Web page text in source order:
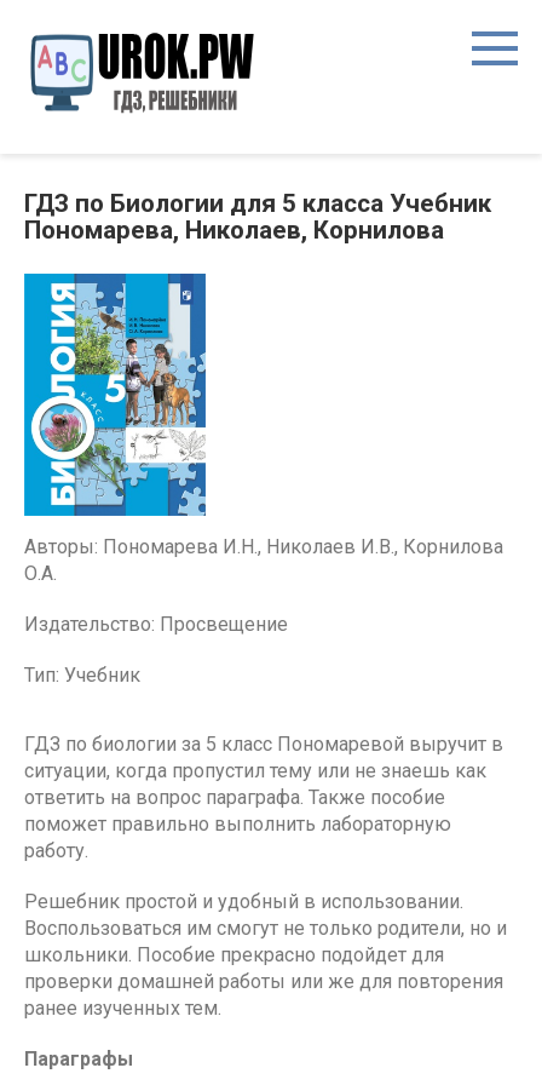
ГДЗ по Биологии для 5 класса Учебник
Пономарева, Николаев, Корнилова
Авторы: Пономарева И.Н., Николаев И.В., Корнилова
О.А.
Издательство: Просвещение
Тип: Учебник
ГДЗ по биологии за 5 класс Пономаревой выручит в
ситуации, когда пропустил тему или не знаешь как
ответить на вопрос параграфа. Также пособие
поможет правильно выполнить лабораторную
работу.
Решебник простой и удобный в использовании.
Воспользоваться им смогут не только родители, но и
школьники. Пособие прекрасно подойдет для
проверки домашней работы или же для повторения
ранее изученных тем.
Параграфы